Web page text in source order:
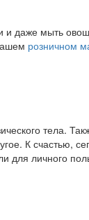
и даже мыть
розничном
тела.
К счастью,
для личного